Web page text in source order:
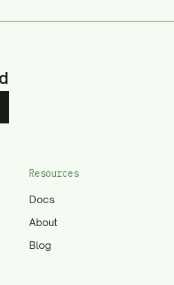
Resources
Docs
About
Blog